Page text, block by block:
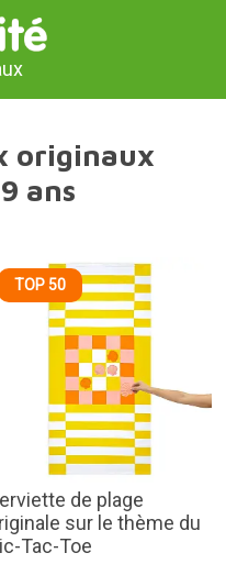
originaux
ans
TOP 50
de plage
sur le thème du
Tac-Toe